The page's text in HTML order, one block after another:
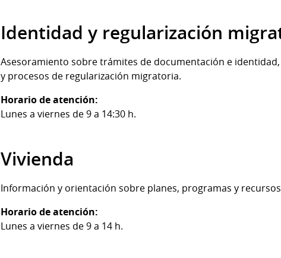
Identidad y regularización
Asesoramiento sobre trámites de documentación e
y procesos de regularización migratoria.
Horario de atención:
Lunes a viernes de 9 a 14:30 h.
Vivienda
Información y orientación sobre planes, programas y
Horario de atención:
Lunes a viernes de 9 a 14 h.